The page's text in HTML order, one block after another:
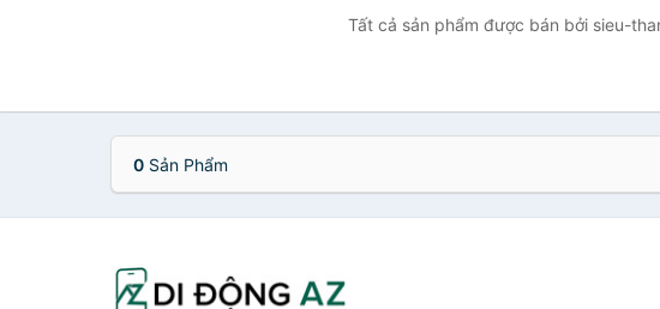
Tất cả sản phẩm được bán bởi sieu-
0 Sản Phẩm